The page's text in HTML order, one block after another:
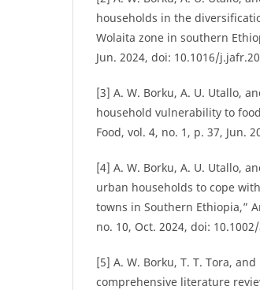
households in the
Wolaita zone in southern
Jun. 2024, doi: 10.1016/
[3] A. W. Borku, A. U. Utallo,
household vulnerability to
Food, vol. 4, no. 1, p. 37, Jun.
[4] A. W. Borku, A. U. Utallo,
urban households to cope
towns in Southern Ethiopia,”
no. 10, Oct. 2024, doi:
[5] A. W. Borku, T. T. Tora,
comprehensive literature